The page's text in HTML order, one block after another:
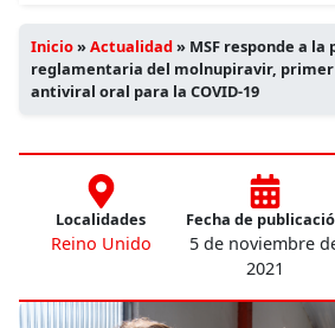
Inicio»Actualidad» MSF responde a
reglamentaria del molnupiravir,
antiviral oral para la COVID-19
Localidades
Reino Unido
Fecha de
5 de noviembre
2021